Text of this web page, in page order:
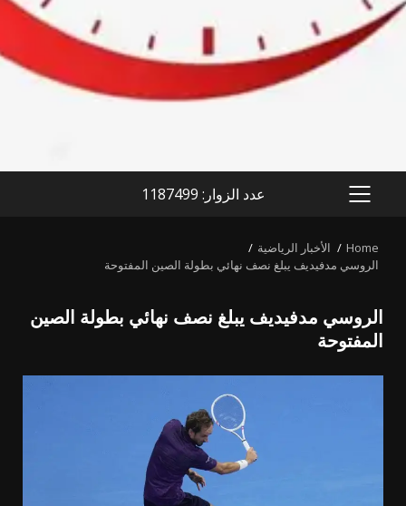
PRIMARY
عدد الزوار: 1187499
Home
الأخبار الرياضية
الروسي مدفيديف يبلغ نصف نهائي بطولة الصين المفتوحة
الروسي مدفيديف يبلغ نصف نهائي بطولة الصين
المفتوحة